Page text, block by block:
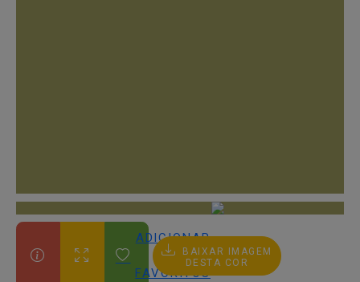
ADICIONAR
AOS
FAVORITOS
BAIXAR IMAGEM
DESTA COR